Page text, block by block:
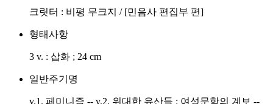
크릿터 : 비평 무크지 / [민음사 편집부 편]
형태사항
3 v. : 삽화 ; 24 cm
일반주기명
v.1. 페미니즘 -- v.2. 위대한 유산들 : 여성문학의 계보 --